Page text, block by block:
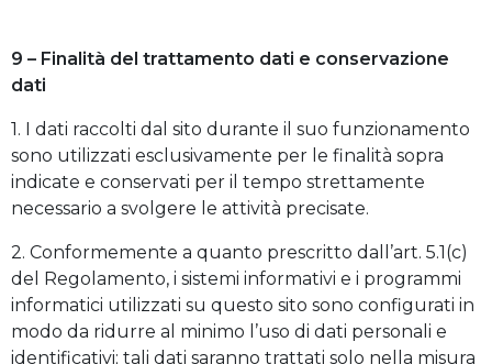
9 – Finalità del trattamento dati e conservazione
dati
1. I dati raccolti dal sito durante il suo funzionamento
sono utilizzati esclusivamente per le finalità sopra
indicate e conservati per il tempo strettamente
necessario a svolgere le attività precisate.
2. Conformemente a quanto prescritto dall’art. 5.1(c)
del Regolamento, i sistemi informativi e i programmi
informatici utilizzati su questo sito sono configurati in
modo da ridurre al minimo l’uso di dati personali e
identificativi; tali dati saranno trattati solo nella misura